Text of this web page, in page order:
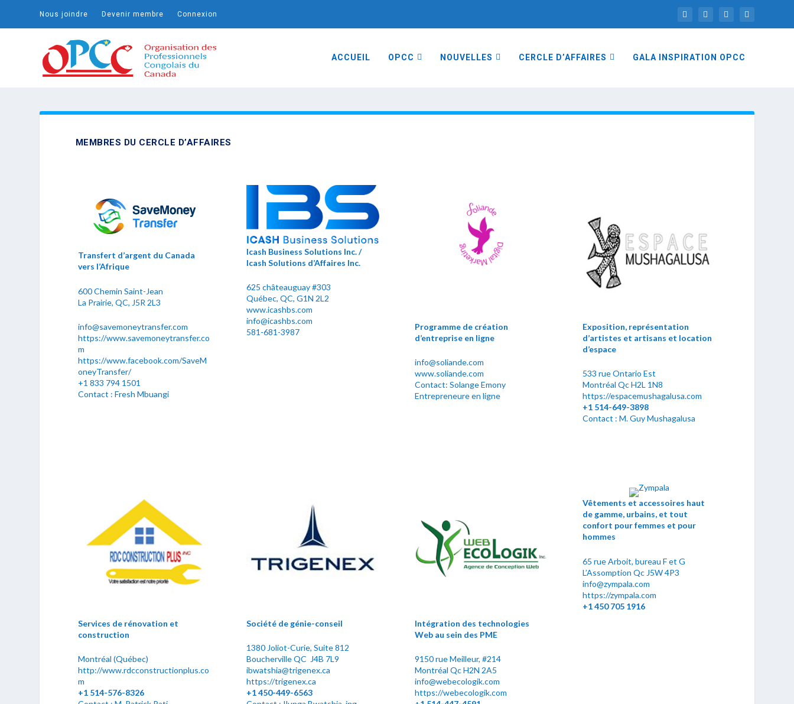
Nous joindre Devenir membre Connexion
ACCUEIL OPCC NOUVELLES CERCLE D’AFFAIRES GALA INSPIRATION OPCC
MEMBRES DU CERCLE D’AFFAIRES
Transfert d’argent du Canada
vers l’Afrique
600 Chemin Saint-Jean
La Prairie, QC, J5R 2L3
info@savemoneytransfer.com
https://www.savemoneytransfer.co
m
https://www.facebook.com/SaveM
oneyTransfer/
+1 833 794 1501
Contact : Fresh Mbuangi
Icash Business Solutions Inc. /
Icash Solutions d’Affaires Inc.
625 châteauguay #303
Québec, QC, G1N 2L2
www.icashbs.com
info@icashbs.com
581-681-3987
Programme de création
d’entreprise en ligne
info@soliande.com
www.soliande.com
Contact: Solange Emony
Entrepreneure en ligne
Exposition, représentation
d’artistes et artisans et location
d’espace
533 rue Ontario Est
Montréal Qc H2L 1N8
https://espacemushagalusa.com
+1 514-649-3898
Contact : M. Guy Mushagalusa
Services de rénovation et
construction
Montréal (Québec)
http://www.rdcconstructionplus.co
m
+1 514-576-8326
Société de génie-conseil
1380 Joliot-Curie, Suite 812
Boucherville QC J4B 7L9
ibwatshia@trigenex.ca
https://trigenex.ca
+1 450-449-6563
Intégration des technologies
Web au sein des PME
9150 rue Meilleur, #214
Montréal Qc H2N 2A5
info@webecologik.com
https://webecologik.com
Vêtements et accessoires haut
de gamme, urbains, et tout
confort pour femmes et pour
hommes
65 rue Arboit, bureau F et G
L’Assomption Qc J5W 4P3
info@zympala.com
https://zympala.com
+1 450 705 1916